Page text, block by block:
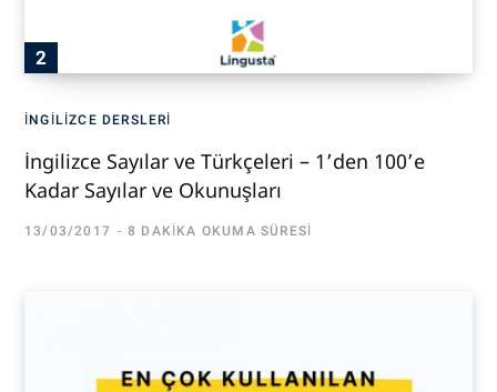
İNGILIZCE DERSLERI
İngilizce Sayılar ve Türkçeleri – 1’den 100’e
Kadar Sayılar ve Okunuşları
13/03/2017 8 DAKIKA OKUMA SÜRESI